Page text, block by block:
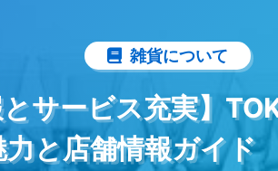
雑貨について
とサービス充実】
力と店舗情報ガイド